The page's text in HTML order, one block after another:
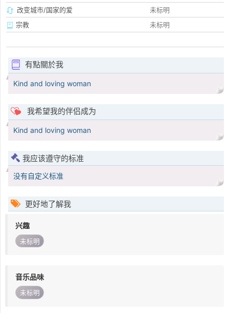
改变城市/国家的爱
未标明
宗教
未标明
有點關於我
Kind and loving woman
我希望我的伴侣成为
Kind and loving woman
我应该遵守的标准
没有自定义标准
更好地了解我
兴趣
未标明
音乐品味
未标明